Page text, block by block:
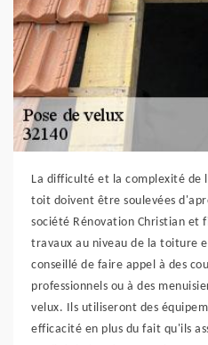
La difficulté et la complexité de
toit doivent être soulevées
société Rénovation Christian et
travaux au niveau de la toiture
conseillé de faire appel à des
professionnels ou à des
velux. Ils utiliseront des
efficacité en plus du fait qu'ils